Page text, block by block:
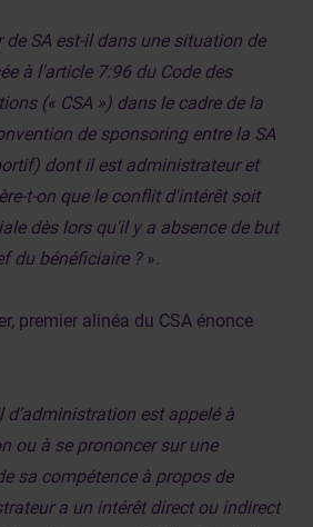
SA est-il dans une situation de
à l'article 7:96 du Code des
(« CSA ») dans le cadre de la
de sponsoring entre la SA
dont il est administrateur et
t-on que le conflit d'intérêt soit
dès lors qu'il y a absence de but
du bénéficiaire ?».
premier alinéa du CSA énonce
d’administration est appelé à
ou à se prononcer sur une
sa compétence à propos de
a un intérêt direct ou indirect